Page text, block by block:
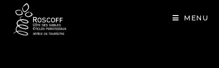
MENU
Cookies management panel